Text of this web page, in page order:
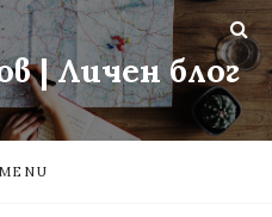
| Личен блог
MENU